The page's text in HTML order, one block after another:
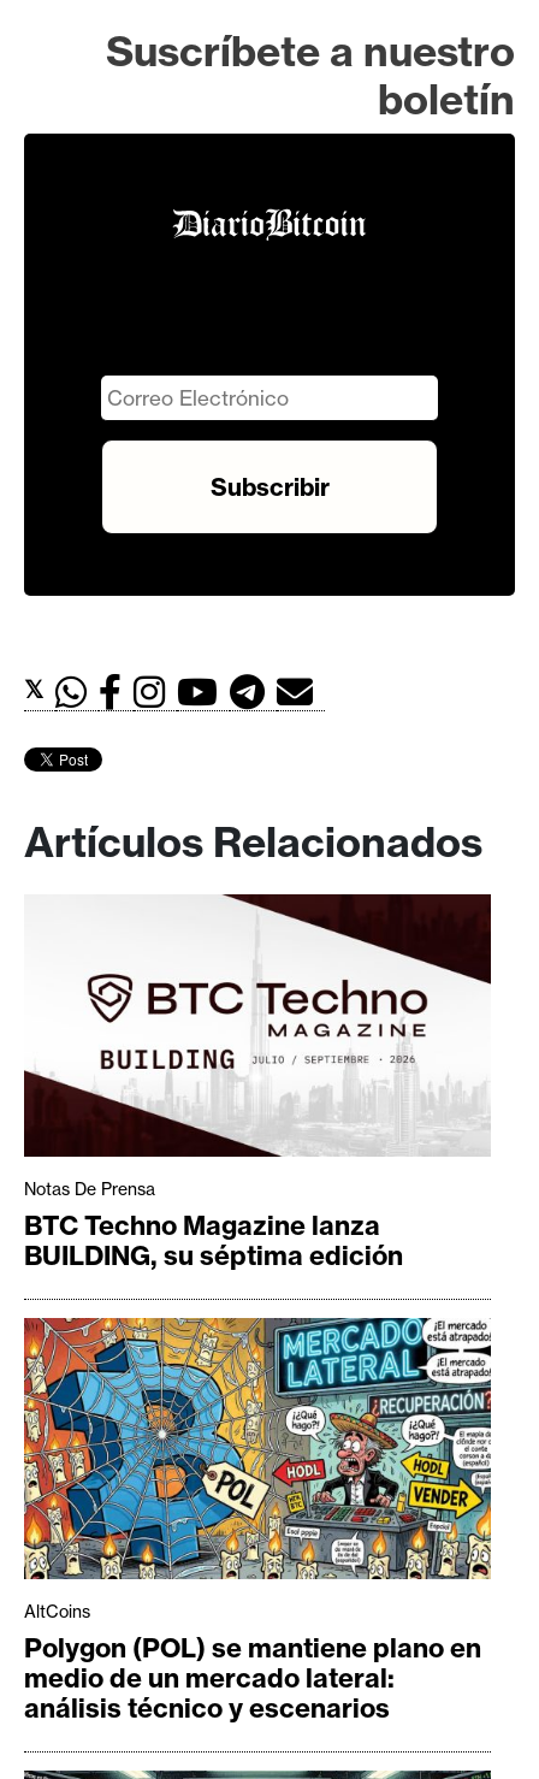
Suscríbete a nuestro
boletín
𝕏
Artículos Relacionados
Notas De Prensa
BTC Techno Magazine lanza
BUILDING, su séptima edición
AltCoins
Polygon (POL) se mantiene plano en
medio de un mercado lateral:
análisis técnico y escenarios